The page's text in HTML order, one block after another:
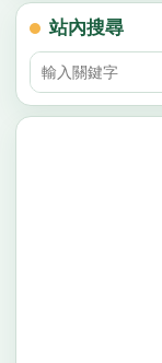
站內搜尋